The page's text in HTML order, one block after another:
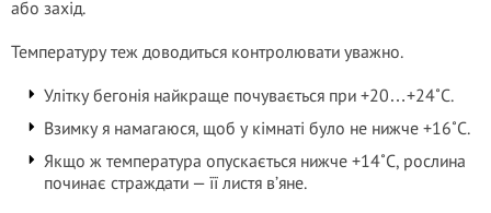
або захід.
Температуру теж доводиться контролювати уважно.
Улітку бегонія найкраще почувається при +20…+24˚С.
Взимку я намагаюся, щоб у кімнаті було не нижче +16˚С.
Якщо ж температура опускається нижче +14˚С, рослина
починає страждати — її листя в’яне.